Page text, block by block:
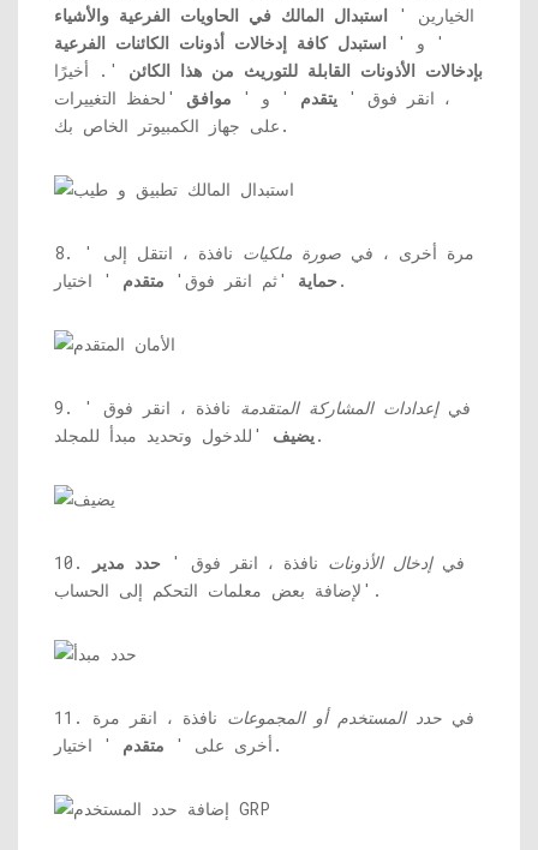
الخيارين ' استبدال المالك في الحاويات الفرعية والأشياء
' و ' استبدل كافة إدخالات أذونات الكائنات الفرعية
بإدخالات الأذونات القابلة للتوريث من هذا الكائن '. أخيرًا
، انقر فوق ' يتقدم ' و ' موافق 'لحفظ التغييرات
على جهاز الكمبيوتر الخاص بك.
8. مرة أخرى ، في صورة ملكيات نافذة ، انتقل إلى '
حماية 'ثم انقر فوق' متقدم ' اختيار.
9. فيإعدادات المشاركة المتقدمة نافذة ، انقر فوق '
يضيف'للدخول وتحديد مبدأ للمجلد.
10. فيإدخال الأذونات نافذة ، انقر فوق ' حدد مدير
'لإضافة بعض معلمات التحكم إلى الحساب.
11. في حدد المستخدم أو المجموعات نافذة ، انقر مرة
أخرى على ' متقدم ' اختيار.